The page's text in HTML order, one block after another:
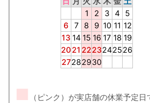
1
2 3 4 5
6 7 8 9 10 11 12
13 14 15 16 17 18 19
2021 2223242526
27282930
■
（ピンク）が実店舗の休業予定日